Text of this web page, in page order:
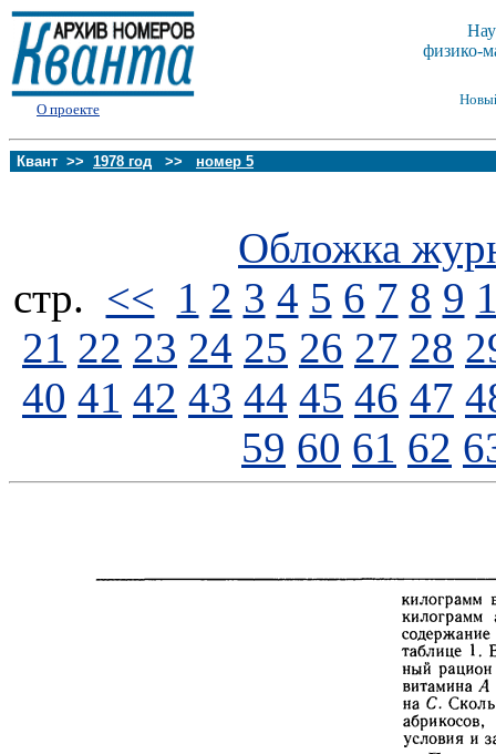
О проекте
физико-
Квант >> 1978 год >> номер 5
Обложка
стp. << 1 2 3 4 5 6 7 8 9
21 22 23 24 25 26 27 28
40 41 42 43 44 45 46 47
59 60 61 62